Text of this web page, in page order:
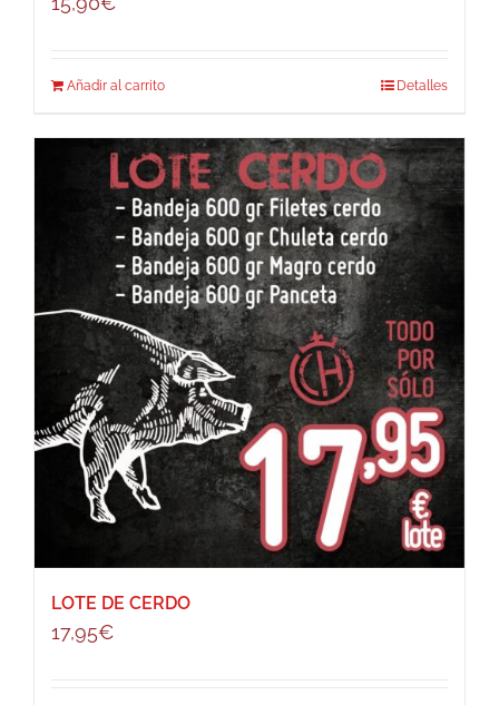
Añadir al carrito Detalles
LOTE DE CERDO
17,95€